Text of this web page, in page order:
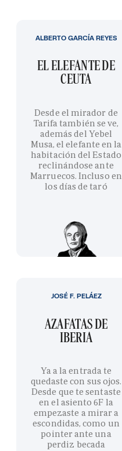
EL ELEFANTE DE
CEUTA
Desde el mirador de
Tarifa también se ve,
además del Yebel
Musa, el elefante en la
habitación del Estado
reclinándose ante
Marruecos. Incluso en
los días de taró
ALBERTO GARCÍA REYES
AZAFATAS DE
IBERIA
Ya a la entrada te
quedaste con sus ojos.
Desde que te sentaste
en el asiento 6F la
empezaste a mirar a
escondidas, como un
pointer ante una
perdiz becada
JOSÉ F. PELÁEZ